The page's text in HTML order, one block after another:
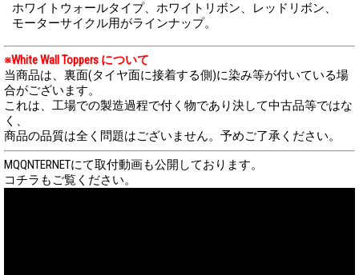
ホワイトウォールタイプ、ホワイトリボン、レッドリボン、
モーターサイクル用がラインナップ。
※White Wall Toppers について
当商品は、裏面(タイヤ面に接着する側)に染み等が付いている場
合がございます。
これは、工場での製造過程で付く物であり決して中古品等ではな
く、
商品の品質は全く問題はございません。予めご了承ください。
MQQNTERNETにて取付動画も公開しております。
コチラもご覧ください。